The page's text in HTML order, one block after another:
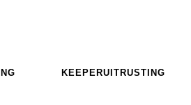
KEEPERUITRUSTING